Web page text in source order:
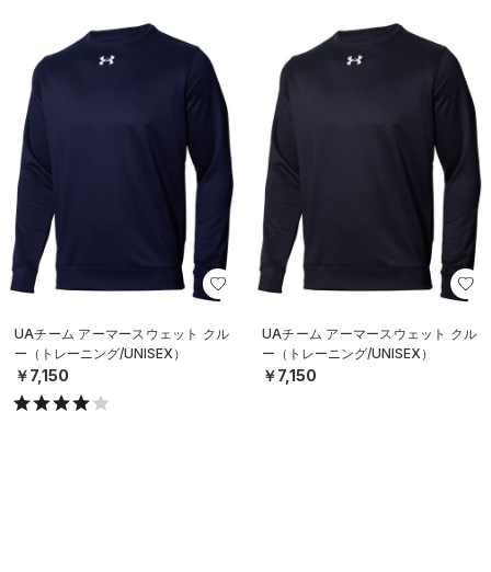
UAチーム アーマースウェット クル
ー（トレーニング/UNISEX）
￥7,150
UAチーム アーマースウェット クル
ー（トレーニング/UNISEX）
￥7,150